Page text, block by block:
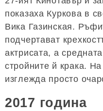
показаха Куркова в
Вика Газинская.
подчертават
актрисата, а
стройните й крака.
изглежда просто
2017 година